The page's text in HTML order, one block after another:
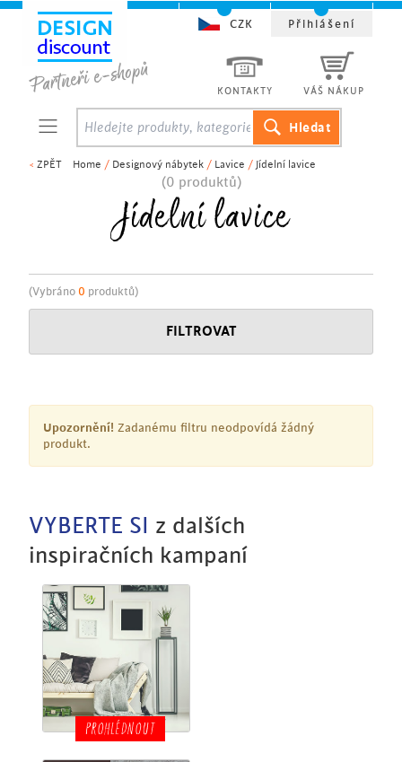
< ZPĚT Home / Designový nábytek / Lavice / Jídelní lavice
(0 produktů)
Jídelní lavice
(Vybráno 0 produktů)
FILTROVAT
Upozornění! Zadanému filtru neodpovídá žádný
produkt.
VYBERTE SI
z dalších
inspiračních kampaní
PROHLÉDNOUT
KONTAKTY VÁŠ NÁKUP
CZK Přihlášení